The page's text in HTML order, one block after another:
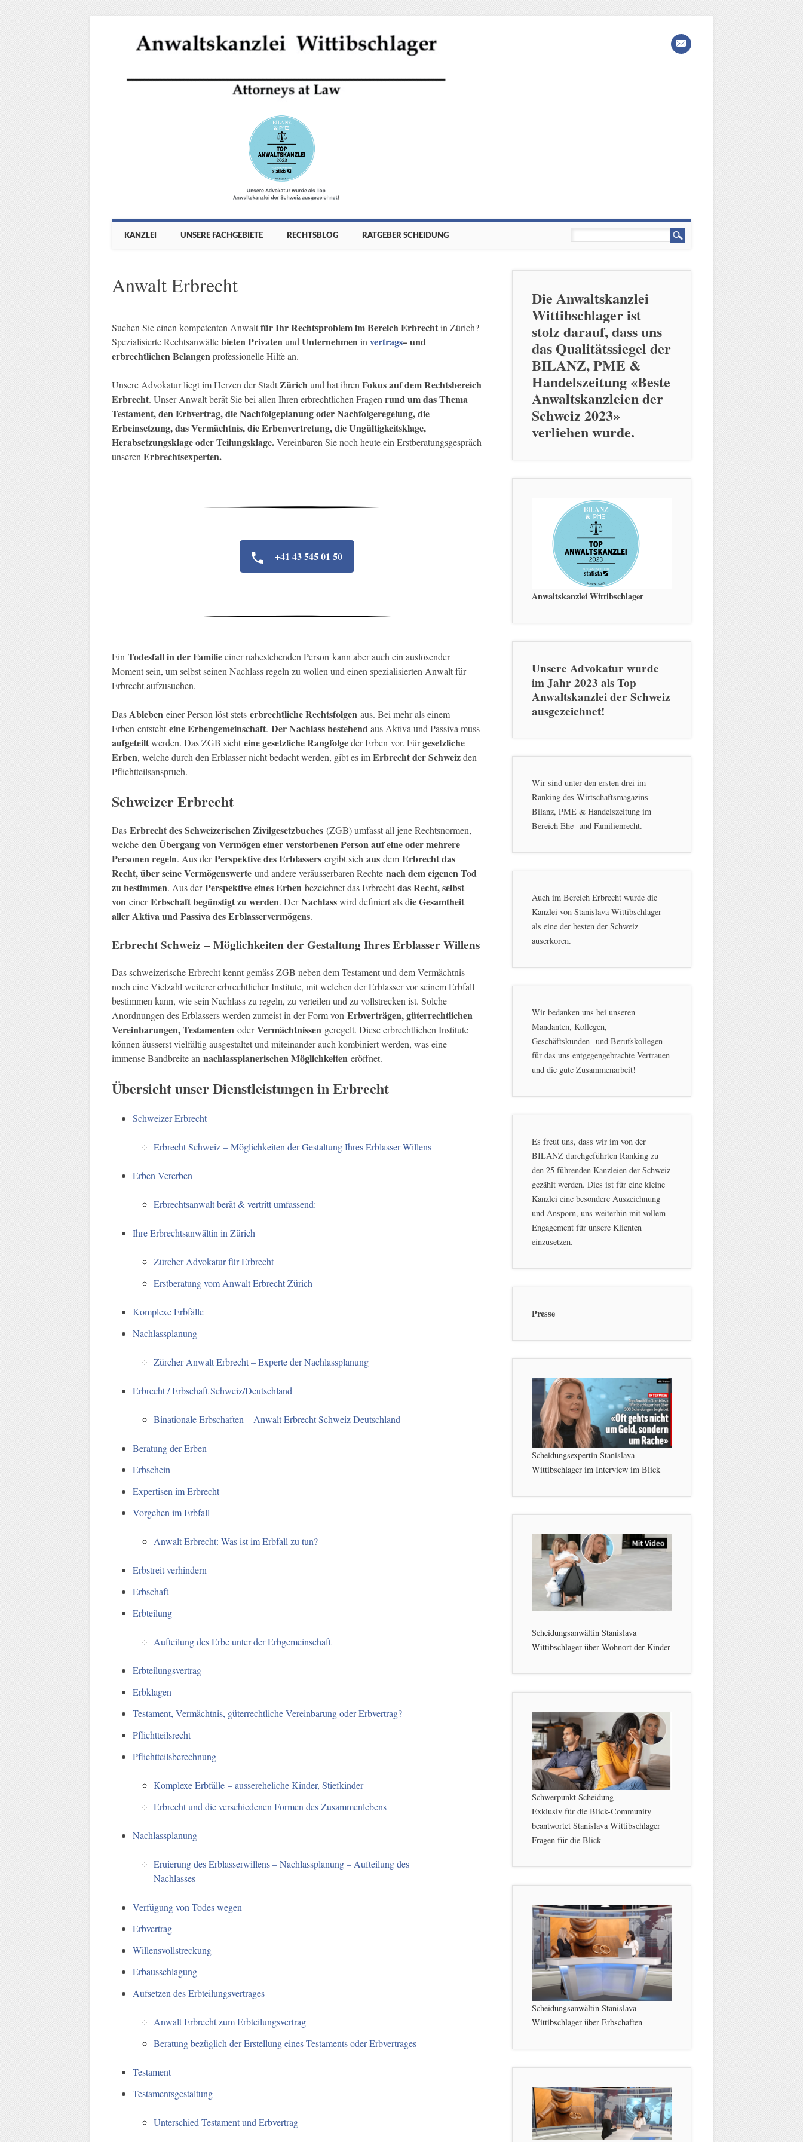
Main menu
KANZLEI UNSERE FACHGEBIETE RECHTSBLOG RATGEBER SCHEIDUNG
Anwalt Erbrecht
Suchen Sie einen kompetenten Anwaltfür Ihr Rechtsproblem im Bereich Erbrechtin Zürich?
Spezialisierte Rechtsanwältebieten Privatenund Unternehmenin vertrags– und
erbrechtlichen Belangenprofessionelle Hilfe an.
Unsere Advokatur liegt im Herzen der StadtZürichund hat ihren Fokus auf dem Rechtsbereich
Erbrecht. Unser Anwalt berät Sie bei allen Ihren erbrechtlichen Fragen rund um das Thema
Testament, den Erbvertrag, die Nachfolgeplanung oder Nachfolgeregelung, die
Erbeinsetzung, das Vermächtnis, die Erbenvertretung, die Ungültigkeitsklage,
Herabsetzungsklage oder Teilungsklage.Vereinbaren Sie noch heute ein Erstberatungsgespräch
unseren Erbrechtsexperten.
+41 43 545 01 50
Ein Todesfall in der Familieeiner nahestehenden Person kann aber auch ein auslösender
Moment sein, um selbst seinen Nachlass regeln zu wollen und einen spezialisierten Anwalt für
Erbrecht aufzusuchen.
DasAbleben einer Person löst stets erbrechtliche Rechtsfolgen aus. Bei mehr als einem
Erben entsteht eine Erbengemeinschaft. Der Nachlass bestehendaus Aktiva und Passiva muss
aufgeteiltwerden. Das ZGB sieht eine gesetzliche Rangfolgeder Erben vor. Fürgesetzliche
Erben, welche durch den Erblasser nicht bedacht werden, gibt es imErbrecht der Schweizden
Pflichtteilsanspruch.
Schweizer Erbrecht
Das Erbrecht des Schweizerischen Zivilgesetzbuches(ZGB) umfasst all jene Rechtsnormen,
welche den Übergang von Vermögen einer verstorbenen Person auf eine oder mehrere
Personen regeln. Aus derPerspektive des Erblassersergibt sich ausdem Erbrecht das
Recht, über seine Vermögenswerteund andere veräusserbaren Rechte nach dem eigenen Tod
zu bestimmen. Aus derPerspektive eines Erben bezeichnet das Erbrecht das Recht, selbst
von einerErbschaft begünstigt zu werden. DerNachlasswird definiert als die Gesamtheit
aller Aktiva und Passiva des Erblasservermögens.
Erbrecht Schweiz – Möglichkeiten der Gestaltung Ihres Erblasser Willens
Das schweizerische Erbrecht kennt gemäss ZGB neben dem Testament und dem Vermächtnis
noch eine Vielzahl weiterer erbrechtlicher Institute, mit welchen der Erblasser vor seinem Erbfall
bestimmen kann, wie sein Nachlass zu regeln, zu verteilen und zu vollstrecken ist. Solche
Anordnungen des Erblassers werden zumeist in der Form von Erbverträgen, güterrechtlichen
Vereinbarungen, Testamenten oderVermächtnissen geregelt. Diese erbrechtlichen Institute
können äusserst vielfältig ausgestaltet und miteinander auch kombiniert werden, was eine
immense Bandbreite an nachlassplanerischen Möglichkeiten eröffnet.
Übersicht unser Dienstleistungen in Erbrecht
Schweizer Erbrecht
Erbrecht Schweiz – Möglichkeiten der Gestaltung Ihres Erblasser Willens
Erben Vererben
Erbrechtsanwalt berät & vertritt umfassend:
Ihre Erbrechtsanwältin in Zürich
Zürcher Advokatur für Erbrecht
Erstberatung vom Anwalt Erbrecht Zürich
Komplexe Erbfälle
Nachlassplanung
Zürcher Anwalt Erbrecht – Experte der Nachlassplanung
Erbrecht / Erbschaft Schweiz/Deutschland
Binationale Erbschaften – Anwalt Erbrecht Schweiz Deutschland
Beratung der Erben
Erbschein
Expertisen im Erbrecht
Vorgehen im Erbfall
Anwalt Erbrecht: Was ist im Erbfall zu tun?
Erbstreit verhindern
Erbschaft
Erbteilung
Aufteilung des Erbe unter der Erbgemeinschaft
Erbteilungsvertrag
Erbklagen
Testament, Vermächtnis, güterrechtliche Vereinbarung oder Erbvertrag?
Pflichtteilsrecht
Pflichtteilsberechnung
Komplexe Erbfälle – aussereheliche Kinder, Stiefkinder
Erbrecht und die verschiedenen Formen des Zusammenlebens
Nachlassplanung
Eruierung des Erblasserwillens – Nachlassplanung – Aufteilung des
Nachlasses
Verfügung von Todes wegen
Erbvertrag
Willensvollstreckung
Erbausschlagung
Aufsetzen des Erbteilungsvertrages
Anwalt Erbrecht zum Erbteilungsvertrag
Beratung bezüglich der Erstellung eines Testaments oder Erbvertrages
Testament
Testamentsgestaltung
Unterschied Testament und Erbvertrag
Die Anwaltskanzlei
Wittibschlager ist
stolz darauf, dass uns
das Qualitätssiegel der
BILANZ, PME &
Handelszeitung «Beste
Anwaltskanzleien der
Schweiz 2023»
verliehen wurde.
Anwaltskanzlei Wittibschlager
Unsere Advokatur wurde
im Jahr 2023 als Top
Anwaltskanzlei der Schweiz
ausgezeichnet!
Wir sind unter den ersten drei im
Ranking des Wirtschaftsmagazins
Bilanz, PME & Handelszeitung im
Bereich Ehe- und Familienrecht.
Auch im Bereich Erbrecht wurde die
Kanzlei von Stanislava Wittibschlager
als eine der besten der Schweiz
auserkoren.
Wir bedanken uns bei unseren
Mandanten, Kollegen,
Geschäftskunden und Berufskollegen
für das uns entgegengebrachte Vertrauen
und die gute Zusammenarbeit!
Es freut uns, dass wir im von der
BILANZ durchgeführten Ranking zu
den 25 führenden Kanzleien der Schweiz
gezählt werden. Dies ist für eine kleine
Kanzlei eine besondere Auszeichnung
und Ansporn, uns weiterhin mit vollem
Engagement für unsere Klienten
einzusetzen.
Presse
Scheidungsexpertin Stanislava
Wittibschlager im Interview im Blick
Scheidungsanwältin Stanislava
Wittibschlager über Wohnort der Kinder
Schwerpunkt Scheidung
Exklusiv für die Blick-Community
beantwortet Stanislava Wittibschlager
Fragen für die Blick
Scheidungsanwältin Stanislava
Wittibschlager über Erbschaften